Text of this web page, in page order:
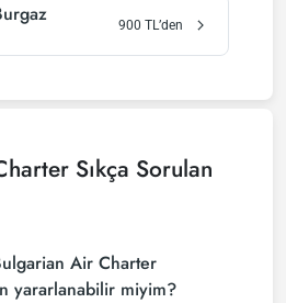
900 TL’den
Sıkça Sorulan
Air Charter
yararlanabilir miyim?